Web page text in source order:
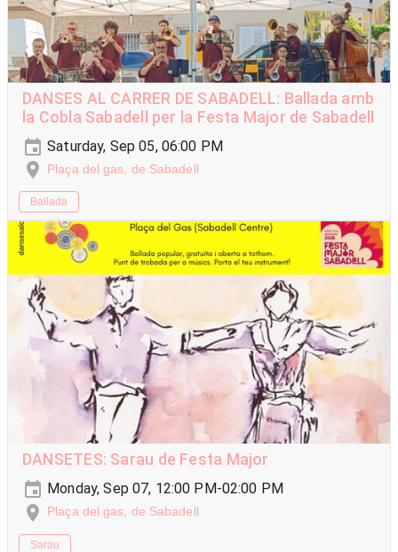
DANSES AL CARRER DE SABADELL: Ballada amb
la Cobla Sabadell per la Festa Major de Sabadell
Saturday, Sep 05, 06:00 PM
Plaça del gas, de Sabadell
Ballada
DANSETES: Sarau de Festa Major
Monday, Sep 07, 12:00 PM-02:00 PM
Plaça del gas, de Sabadell
Sarau